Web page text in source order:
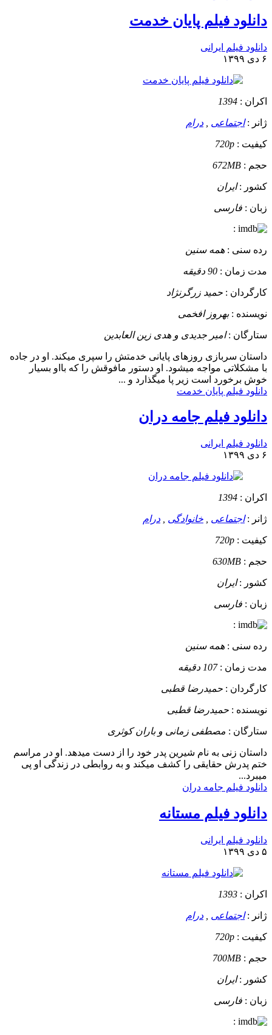
دانلود فیلم پایان خدمت
دانلود فیلم ایرانی
۶ دی ۱۳۹۹
اکران : 1394
ژانر :اجتماعی درام
کیفیت : 720p
حجم : 672MB
کشور :ایران
زبان : فارسی
:
رده سنی : همه سنین
مدت زمان : 90 دقیقه
کارگردان : حمید زرگرنژاد
نویسنده :بهروز افخمی
ستارگان :امیر جدیدی و هدی زین العابدین
داستان سربازی روزهای پایانی خدمتش را سپری میکند. او در جاده
با مشکلاتی مواجه میشود. او دستور مافوقش را که بااو بسیار
خوش برخورد است زیر پا میگذارد و ...
دانلود فیلم پایان خدمت
دانلود فیلم جامه دران
دانلود فیلم ایرانی
۶ دی ۱۳۹۹
اکران : 1394
ژانر :اجتماعی خانوادگی درام
کیفیت : 720p
حجم : 630MB
کشور :ایران
زبان : فارسی
:
رده سنی : همه سنین
مدت زمان :107 دقیقه
کارگردان : حمیدرضا قطبی
نویسنده : حمیدرضا قطبی
ستارگان : مصطفی زمانی و باران کوثری
داستان زنی به نام شیرین پدر خود را از دست میدهد. او در مراسم
ختم پدرش حقایقی را کشف میکند و به روابطی در زندگی او پی
میبرد...
دانلود فیلم جامه دران
دانلود فیلم مستانه
دانلود فیلم ایرانی
۵ دی ۱۳۹۹
اکران : 1393
ژانر :اجتماعی درام
کیفیت : 720p
حجم : 700MB
کشور :ایران
زبان : فارسی
: